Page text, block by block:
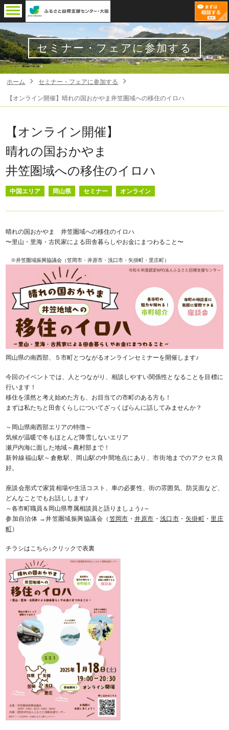
セミナー・フェアに参加する
ホーム セミナー・フェアに参加する
【オンライン開催】晴れの国おかやま井笠圏域への移住のイロハ
【オンライン開催】
晴れの国おかやま
井笠圏域への移住のイロハ
中国エリア 岡山県 セミナー オンライン
晴れの国おかやま 井笠圏域への移住のイロハ
〜里山・里海・古民家による田舎暮らしやお金にまつわること〜
※井笠圏域振興協議会（笠岡市・井原市・浅口市・矢掛町・里庄町）
岡山県の南西部、５市町とつながるオンラインセミナーを開催します♪
今回のイベントでは、人とつながり、相談しやすい関係性となることを目標に
行います！
移住を漠然と考え始めた方も、お目当ての市町のある方も！
まずは私たちと田舎くらしについてざっくばらんに話してみませんか？
～岡山県南西部エリアの特徴～
気候が温暖で冬もほとんど降雪しないエリア
瀬戸内海に面した地域～農村部まで！
新幹線福山駅～倉敷駅、岡山駅の中間地点にあり、市街地までのアクセス良
好。
座談会形式で家賃相場や生活コスト、車の必要性、街の雰囲気、防災面など、
どんなことでもお話しします♪
～各市町職員＆岡山県専属相談員と語りましょう♪～
参加自治体 →井笠圏域振興協議会（ 笠岡市 ・井原市 ・ 浅口市 ・ 矢掛町 ・ 里庄
町）
チラシはこちら↓クリックで表裏